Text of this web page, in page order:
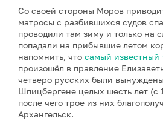
Со своей стороны Моров
матросы с разбившихся судов
проводили там зиму и только на
попадали на прибывшие летом
напомнить, что самый известный
произошёл в правление
четверо русских были
Шпицбергене целых шесть лет (с
после чего трое из них
Архангельск.